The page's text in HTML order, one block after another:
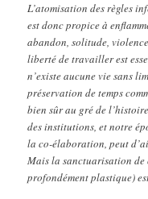
L’atomisation des règles
est donc propice à
abandon, solitude,
liberté de travailler est
n’existe aucune vie sans
préservation de temps
bien sûr au gré de
des institutions, et notre
la co-élaboration, peut
Mais la sanctuarisation
profondément plastique)